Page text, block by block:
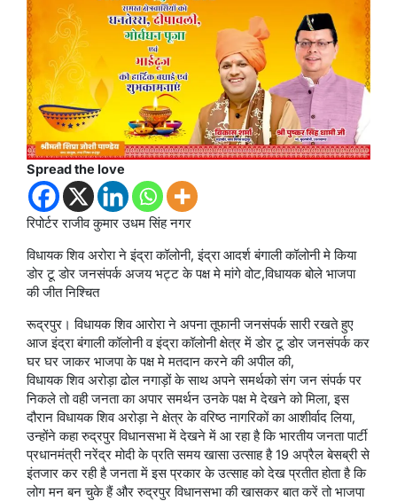
Spread the love
रिपोर्टर राजीव कुमार उधम सिंह नगर
विधायक शिव अरोरा ने इंद्रा कॉलोनी, इंद्रा आदर्श बंगाली कॉलोनी मे किया
डोर टू डोर जनसंपर्क अजय भट्ट के पक्ष मे मांगे वोट,विधायक बोले भाजपा
की जीत निश्चित
रूद्रपुर। विधायक शिव आरोरा ने अपना तूफानी जनसंपर्क सारी रखते हुए
आज इंद्रा बंगाली कॉलोनी व इंद्रा कॉलोनी क्षेत्र में डोर टू डोर जनसंपर्क कर
घर घर जाकर भाजपा के पक्ष मे मतदान करने की अपील की,
विधायक शिव अरोड़ा ढोल नगाड़ों के साथ अपने समर्थको संग जन संपर्क पर
निकले तो वही जनता का अपार समर्थन उनके पक्ष मे देखने को मिला, इस
दौरान विधायक शिव अरोड़ा ने क्षेत्र के वरिष्ठ नागरिकों का आशीर्वाद लिया,
उन्होंने कहा रुद्रपुर विधानसभा में देखने में आ रहा है कि भारतीय जनता पार्टी
प्रधानमंत्री नरेंद्र मोदी के प्रति समय खासा उत्साह है 19 अप्रैल बेसब्री से
इंतजार कर रही है जनता में इस प्रकार के उत्साह को देख प्रतीत होता है कि
लोग मन बन चुके हैं और रुद्रपुर विधानसभा की खासकर बात करें तो भाजपा